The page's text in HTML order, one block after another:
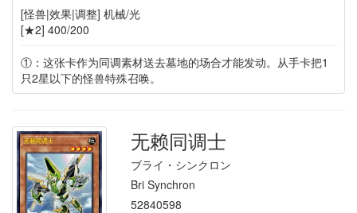
[怪兽|效果|调整] 机械/光
[★2] 400/200
①：这张卡作为同调素材送去墓地的场合才能发动。从手卡把1
只2星以下的怪兽特殊召唤。
无赖同调士
ブライ・シンクロン
Bri Synchron
52840598